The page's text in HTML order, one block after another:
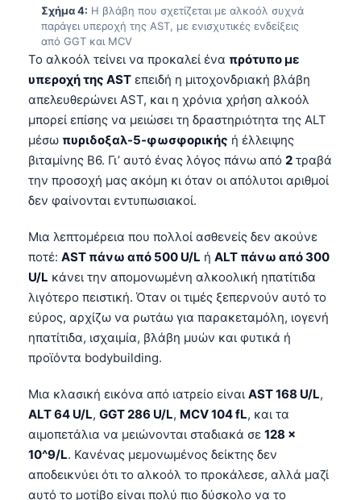
Σχήμα 4: Η βλάβη που σχετίζεται με αλκοόλ συχνά
παράγει υπεροχή της AST, με ενισχυτικές ενδείξεις
από GGT και MCV
Το αλκοόλ τείνει να προκαλεί ένα πρότυπο με
υπεροχή της AST επειδή η μιτοχονδριακή βλάβη
απελευθερώνει AST, και η χρόνια χρήση αλκοόλ
μπορεί επίσης να μειώσει τη δραστηριότητα της ALT
μέσω πυριδοξαλ-5-φωσφορικής ή έλλειψης
βιταμίνης Β6. Γι’ αυτό ένας λόγος πάνω από 2 τραβά
την προσοχή μας ακόμη κι όταν οι απόλυτοι αριθμοί
δεν φαίνονται εντυπωσιακοί.
Μια λεπτομέρεια που πολλοί ασθενείς δεν ακούνε
ποτέ: AST πάνω από 500 U/L ή ALT πάνω από 300
U/L κάνει την απομονωμένη αλκοολική ηπατίτιδα
λιγότερο πειστική. Όταν οι τιμές ξεπερνούν αυτό το
εύρος, αρχίζω να ρωτάω για παρακεταμόλη, ιογενή
ηπατίτιδα, ισχαιμία, βλάβη μυών και φυτικά ή
προϊόντα bodybuilding.
Μια κλασική εικόνα από ιατρείο είναι AST 168 U/L,
ALT 64 U/L, GGT 286 U/L, MCV 104 fL, και τα
αιμοπετάλια να μειώνονται σταδιακά σε 128 ×
10^9/L. Κανένας μεμονωμένος δείκτης δεν
αποδεικνύει ότι το αλκοόλ το προκάλεσε, αλλά μαζί
αυτό το μοτίβο είναι πολύ πιο δύσκολο να το